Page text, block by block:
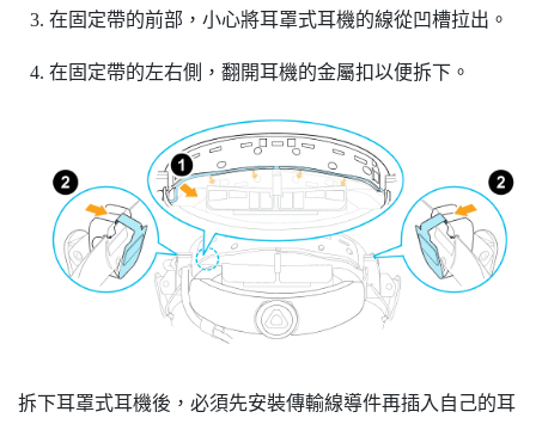
在固定帶的前部，小心將耳罩式耳機的線從凹槽拉出。
在固定帶的左右側，翻開耳機的金屬扣以便拆下。
拆下耳罩式耳機後，必須先安裝傳輸線導件再插入自己的耳